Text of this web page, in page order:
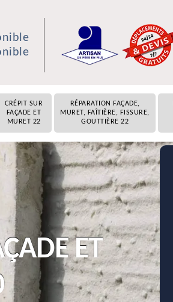
CRÉPIT SUR
FAÇADE ET
MURET 22
RÉPARATION FAÇADE,
MURET, FAÎTIÈRE, FISSURE,
GOUTTIÈRE 22
ET